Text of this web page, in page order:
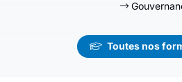
Toutes nos